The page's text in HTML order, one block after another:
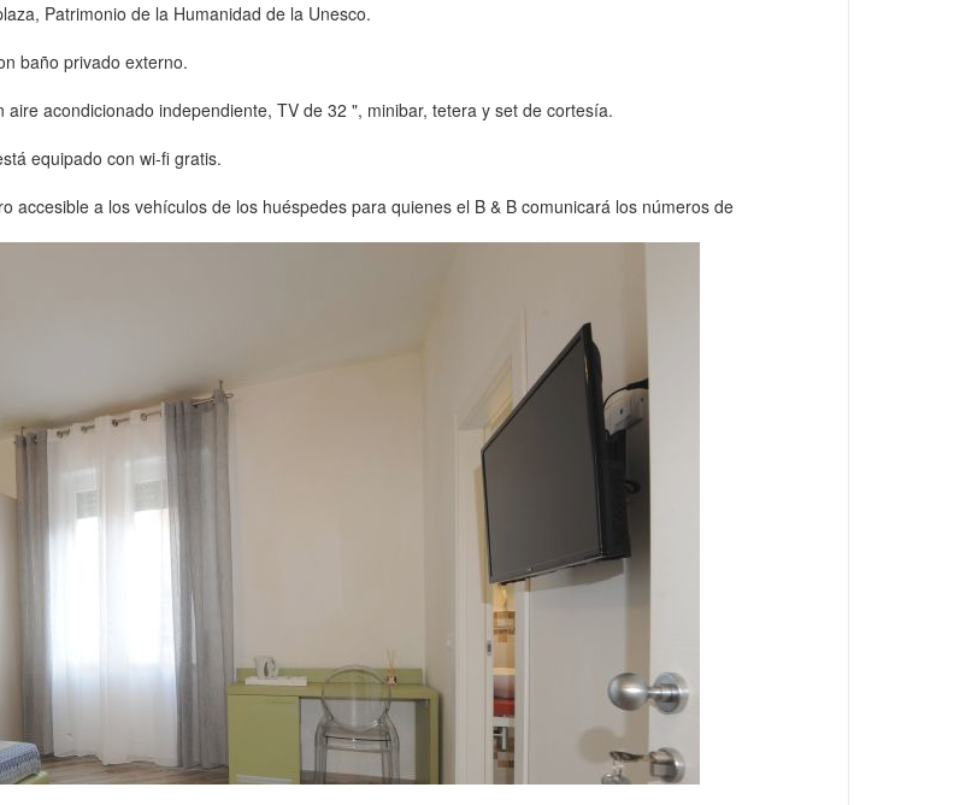
Patrimonio de la Humanidad de la Unesco.
baño privado externo.
acondicionado independiente, TV de 32 ", minibar, tetera y set de cortesía.
equipado con wi-fi gratis.
accesible a los vehículos de los huéspedes para quienes el B & B comunicará los números de